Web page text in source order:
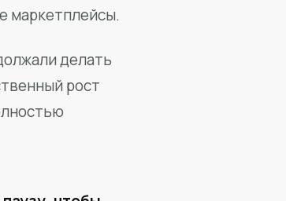
маркетплейсы.
делать
рост